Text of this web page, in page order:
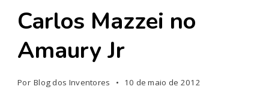
Carlos Mazzei no
Amaury Jr
Por Blog dos Inventores 10 de maio de 2012